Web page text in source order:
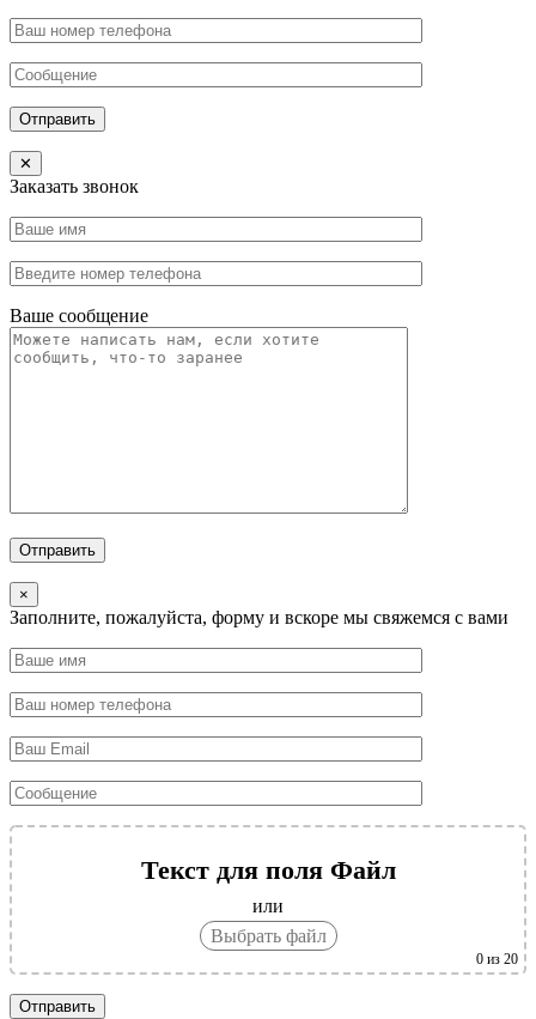
Отправить
✕
Заказать звонок
Ваше сообщение
Отправить
×
Заполните, пожалуйста, форму и вскоре мы свяжемся с вами
Текст для поля Файл
или
Выбрать файл
0 из 20
Отправить